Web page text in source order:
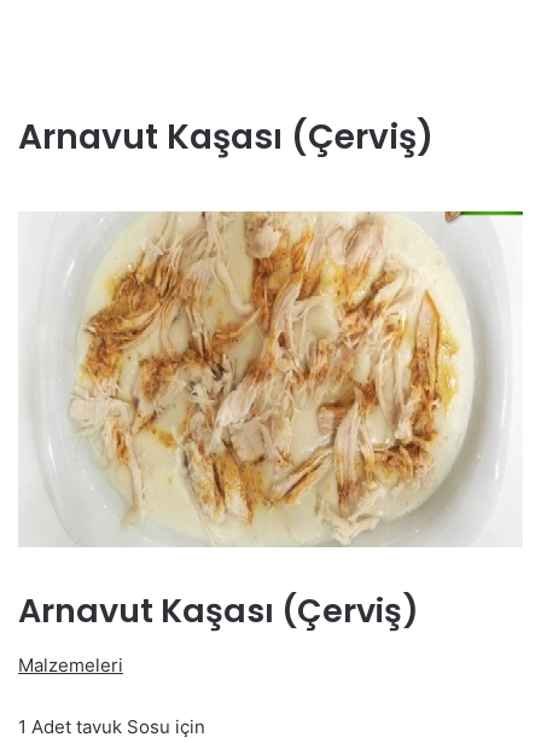
Arnavut Kaşası (Çerviş)
Arnavut Kaşası (Çerviş)
Malzemeleri
1 Adet tavuk Sosu için